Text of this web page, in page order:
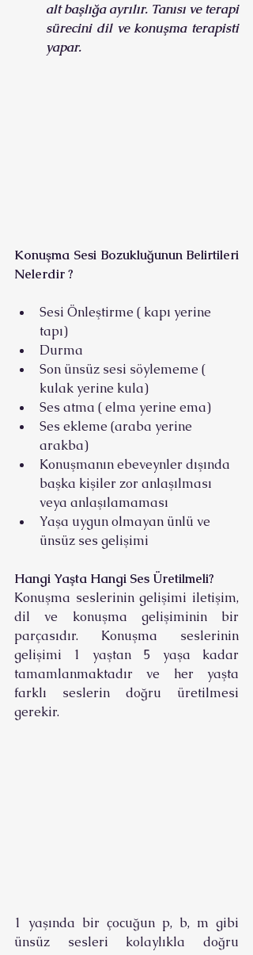
alt başlığa ayrılır. Tanısı ve terapi
sürecini dil ve konuşma terapisti
yapar.
Konuşma Sesi Bozukluğunun Belirtileri
Nelerdir ?
Sesi Önleştirme ( kapı yerine
tapı)
Durma
Son ünsüz sesi söylememe (
kulak yerine kula)
Ses atma ( elma yerine ema)
Ses ekleme (araba yerine
arakba)
Konuşmanın ebeveynler dışında
başka kişiler zor anlaşılması
veya anlaşılamaması
Yaşa uygun olmayan ünlü ve
ünsüz ses gelişimi
Hangi Yaşta Hangi Ses Üretilmeli?
Konuşma seslerinin gelişimi iletişim,
dil ve konuşma gelişiminin bir
parçasıdır. Konuşma seslerinin
gelişimi 1 yaştan 5 yaşa kadar
tamamlanmaktadır ve her yaşta
farklı seslerin doğru üretilmesi
gerekir.
1 yaşında bir çocuğun p, b, m gibi
ünsüz sesleri kolaylıkla doğru